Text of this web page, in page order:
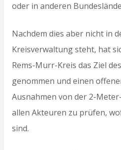
oder in anderen
Nachdem dies aber nicht in
Kreisverwaltung steht, hat
Rems-Murr-Kreis das Ziel
genommen und einen
Ausnahmen von der 2-
allen Akteuren zu prüfen,
sind.